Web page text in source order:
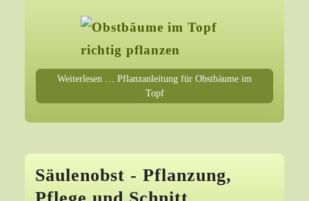
Weiterlesen … Pflanzanleitung für Obstbäume im
Topf
Säulenobst - Pflanzung,